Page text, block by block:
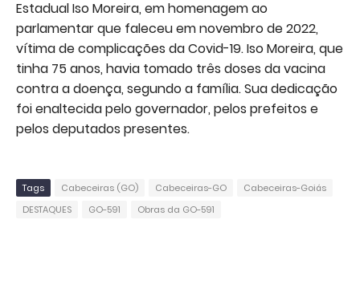
Estadual Iso Moreira, em homenagem ao
parlamentar que faleceu em novembro de 2022,
vítima de complicações da Covid-19. Iso Moreira, que
tinha 75 anos, havia tomado três doses da vacina
contra a doença, segundo a família. Sua dedicação
foi enaltecida pelo governador, pelos prefeitos e
pelos deputados presentes.
Tags Cabeceiras (GO) Cabeceiras-GO
Cabeceiras-Goiás
DESTAQUES
GO-591 Obras da GO-591